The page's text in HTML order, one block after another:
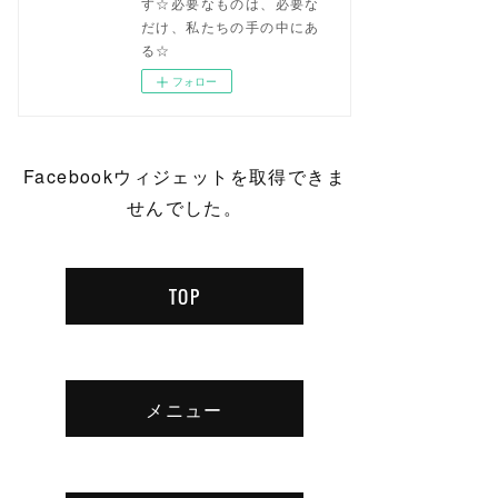
だけ、私たちの手の中にあ
る☆
フォロー
Facebookウィジェットを取得できま
せんでした。
TOP
メニュー